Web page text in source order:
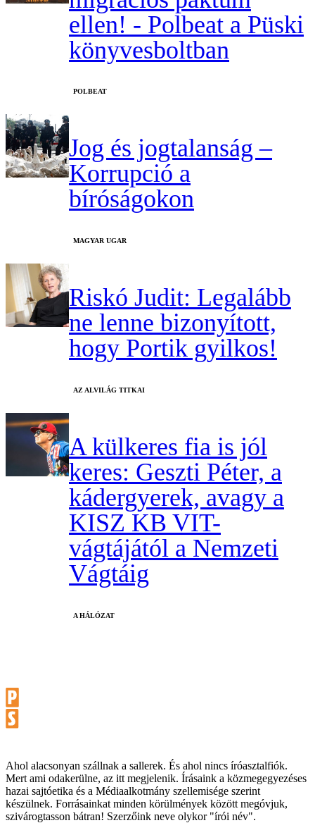
ellen! - Polbeat a Püski
könyvesboltban
‎POLBEAT
Jog és jogtalanság –
Korrupció a
bíróságokon
MAGYAR UGAR
Riskó Judit: Legalább
ne lenne bizonyított,
hogy Portik gyilkos!
AZ ALVILÁG TITKAI
A külkeres fia is jól
keres: Geszti Péter, a
kádergyerek, avagy a
KISZ KB VIT-
vágtájától a Nemzeti
Vágtáig
A HÁLÓZAT
Ahol alacsonyan szállnak a sallerek. És ahol nincs íróasztalfiók.
Mert ami odakerülne, az itt megjelenik. Írásaink a közmegegyezéses
hazai sajtóetika és a Médiaalkotmány szellemisége szerint
készülnek. Forrásainkat minden körülmények között megóvjuk,
szivárogtasson bátran! Szerzőink neve olykor "írói név".